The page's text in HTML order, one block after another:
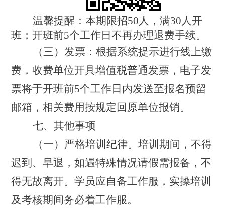
温馨提醒：本期限招50人，满30人开
班 ；开班前5个工作日不再办理退费手续。
（三）发票：根据系统提示进行线上缴
费， 收费单位开具增值税普通发票， 电子发
票将于开班前5个工作日 内发送至报名预留
邮箱 ，相关费用按规定回原单位报销。
七、其他事项
（一）严格培训纪律。培训期间，不得
迟到、早退，如遇特殊情况请假需报备，不
得无故离开。学员应自备工作服 ，实操培训
及考核期间务必着工作服。